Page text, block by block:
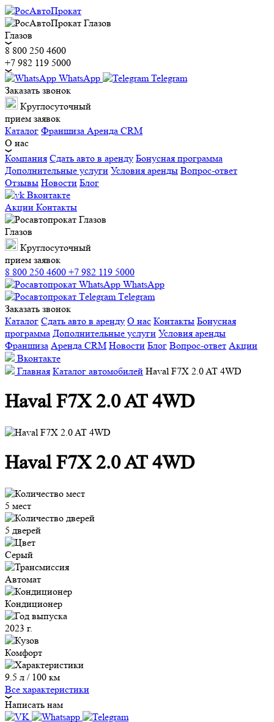
Глазов
8 800 250 4600
+7 982 119 5000
WhatsApp
Telegram
Заказать звонок
Круглосуточный
прием заявок
Каталог Франшиза Аренда CRM
О нас
Компания Сдать авто в аренду Бонусная программа
Дополнительные услуги Условия аренды Вопрос-ответ
Отзывы Новости Блог
Вконтакте
Акции Контакты
Глазов
Круглосуточный
прием заявок
8 800 250 4600 +7 982 119 5000
WhatsApp
Тelegram
Заказать звонок
Каталог Сдать авто в аренду О нас Контакты Бонусная
программа Дополнительные услуги Условия аренды
Франшиза Аренда CRM Новости Блог Вопрос-ответ Акции
Вконтакте
Главная Каталог автомобилей Haval F7X 2.0 AT 4WD
Haval F7X 2.0 AT 4WD
Haval F7X 2.0 AT 4WD
5 мест
5 дверей
Серый
Автомат
Кондиционер
2023 г.
Комфорт
9.5 л / 100 км
Все характеристики
Написать нам